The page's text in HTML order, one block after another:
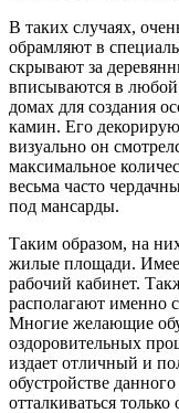
В таких случаях,
обрамляют в
скрывают за
вписываются в любой
домах для создания
камин. Его
визуально он
максимальное
весьма часто
под мансарды.
Таким образом, на
жилые площади.
рабочий кабинет.
располагают именно
Многие желающие
оздоровительных
издает отличный и
обустройстве
отталкиваться